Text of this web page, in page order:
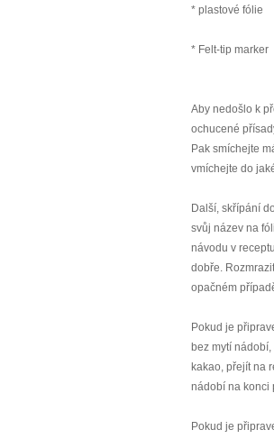
* plastové fólie
* Felt-tip marker
Aby nedošlo k
ochucené
Pak smíchejte
vmíchejte do
Další, skřípání
svůj název na
návodu v
dobře.
opačném
Pokud je
bez mytí
kakao, přejít na
nádobí na konci
Pokud je